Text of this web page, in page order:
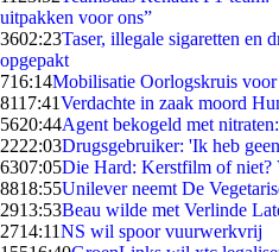
uitpakken voor ons”
3602:23Taser, illegale sigaretten en
opgepakt
716:14Mobilisatie Oorlogskruis
8117:41Verdachte in zaak moord
5620:44Agent bekogeld met
2222:03Drugsgebruiker: 'Ik heb
6307:05Die Hard: Kerstfilm of niet?
8818:55Unilever neemt De
2913:53Beau wilde met Verlinde
2714:11NS wil spoor vuurwerkvrij